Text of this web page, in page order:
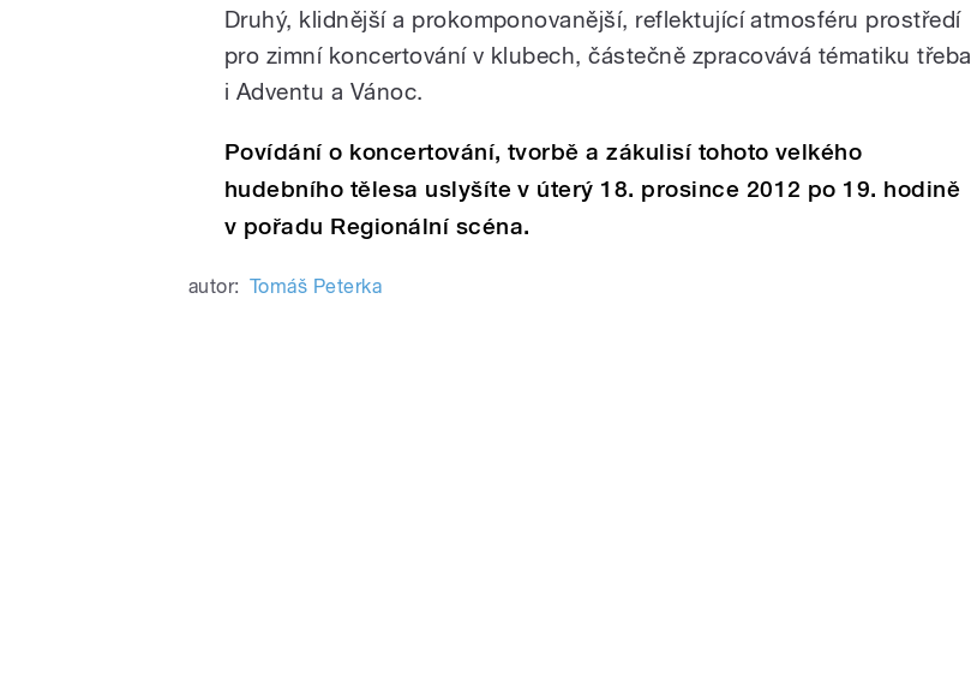
pause
Druhý, klidnější a prokomponovanější, reflektující atmosféru prostředí
pro zimní koncertování v klubech, částečně zpracovává tématiku třeba
i Adventu a Vánoc.
Povídání o koncertování, tvorbě a zákulisí tohoto velkého
hudebního tělesa uslyšíte v úterý 18. prosince 2012 po 19. hodině
v pořadu Regionální scéna.
autor: Tomáš Peterka